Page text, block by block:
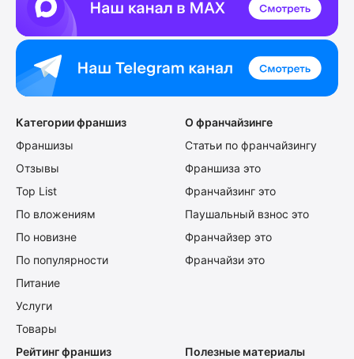
Категории франшиз
Франшизы
Отзывы
Top List
По вложениям
По новизне
По популярности
Питание
Услуги
Товары
О франчайзинге
Статьи по франчайзингу
Франшиза это
Франчайзинг это
Паушальный взнос это
Франчайзер это
Франчайзи это
Рейтинг франшиз
Полезные материалы